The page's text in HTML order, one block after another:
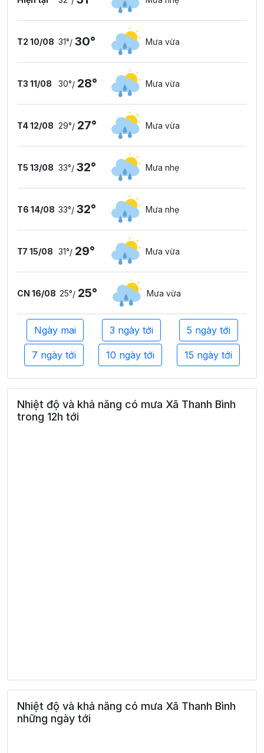
T2 10/08 31°/ 30° Mưa vừa
T3 11/08 30°/ 28° Mưa vừa
T4 12/08 29°/ 27° Mưa vừa
T5 13/08 33°/ 32° Mưa nhẹ
T6 14/08 33°/ 32° Mưa nhẹ
T7 15/08 31°/ 29° Mưa vừa
CN 16/08 25°/ 25° Mưa vừa
Ngày mai 3 ngày tới 5 ngày tới
7 ngày tới 10 ngày tới 15 ngày tới
Nhiệt độ và khả năng có mưa Xã Thanh Bình
trong 12h tới
Nhiệt độ và khả năng có mưa Xã Thanh Bình
những ngày tới